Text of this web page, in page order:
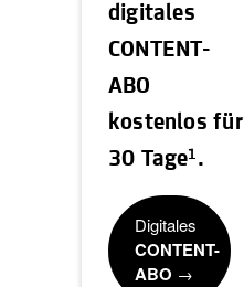
digitales
CONTENT-
ABO
kostenlos für
30 Tage1 .
Digitales
CONTENT-
ABO →